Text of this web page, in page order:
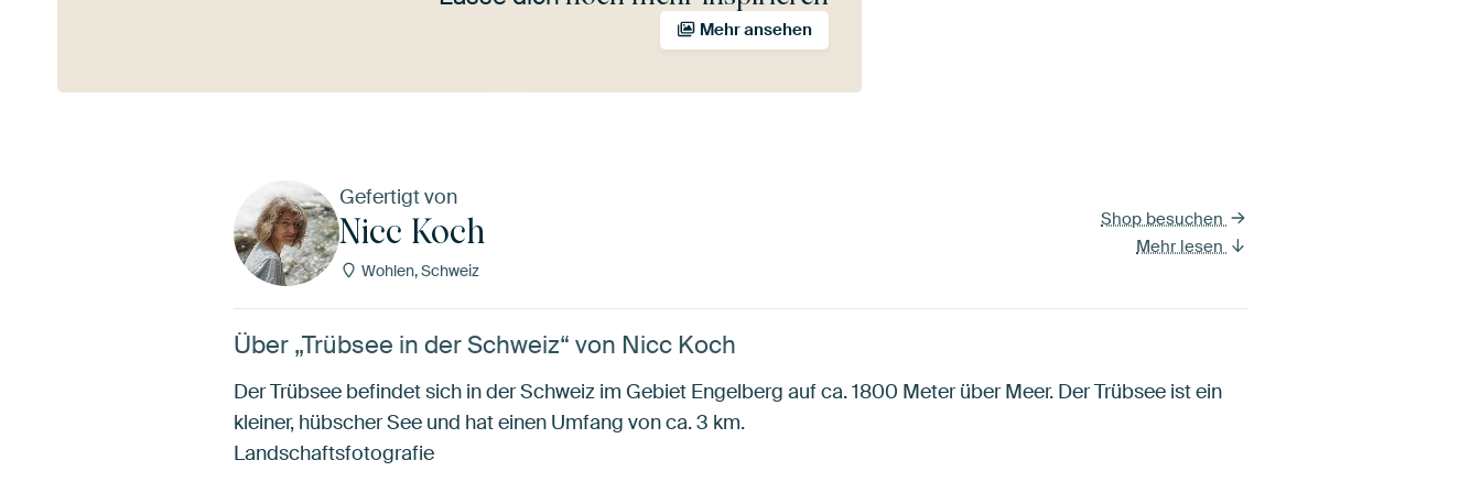
Mehr ansehen
Gefertigt von
Nicc Koch
Wohlen, Schweiz
Shop besuchen
Mehr lesen
Über „Trübsee in der Schweiz“ von Nicc Koch
Der Trübsee befindet sich in der Schweiz im Gebiet Engelberg auf ca. 1800 Meter über Meer. Der Trübsee ist ein
kleiner, hübscher See und hat einen Umfang von ca. 3 km.
Landschaftsfotografie